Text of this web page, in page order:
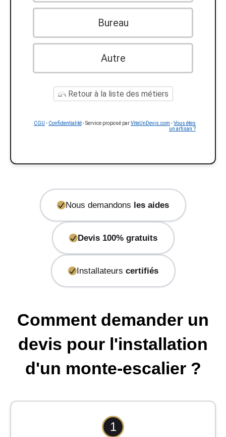
Bureau
Autre
Retour à la liste des métiers
CGU - Confidentialité- Service proposé parViteUnDevis.com -Vous êtes
un artisan ?
Nous demandons les aides
Devis 100% gratuits
Installateurs certifiés
Comment demander un
devis pour l'installation
d'un monte-escalier ?
1